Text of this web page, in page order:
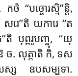
‘‘បច្ចោរស្មិ’’ន្តិ,
រេ’’តិ យការេ ‘‘ត
តិ បុព្ពរូបញ្ច, ‘‘យុ
ច. លុត្តាតិ កិំ, ទស
ស ឧបសម្បទា.